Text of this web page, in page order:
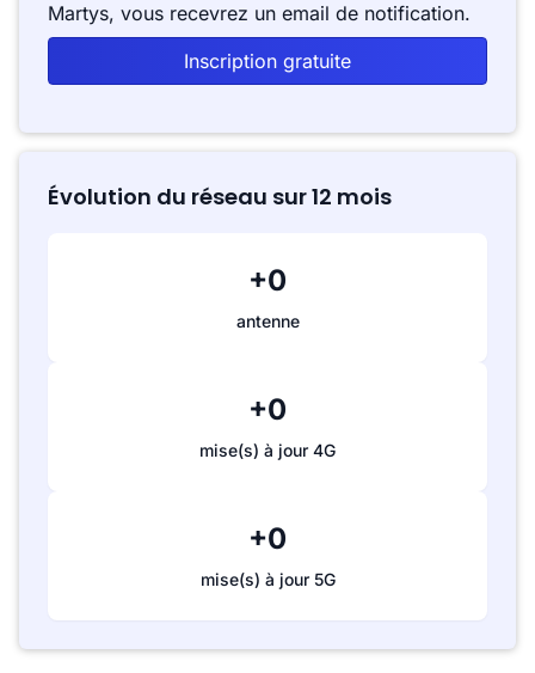
Martys, vous recevrez un email de notification.
Inscription gratuite
Évolution du réseau sur 12 mois
+0
antenne
+0
mise(s) à jour 4G
+0
mise(s) à jour 5G